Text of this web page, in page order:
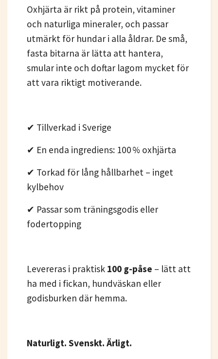
Oxhjärta är rikt på protein, vitaminer
och naturliga mineraler, och passar
utmärkt för hundar i alla åldrar. De små,
fasta bitarna är lätta att hantera,
smular inte och doftar lagom mycket för
att vara riktigt motiverande.
✔ Tillverkad i Sverige
✔ En enda ingrediens: 100 % oxhjärta
✔ Torkad för lång hållbarhet – inget
kylbehov
✔ Passar som träningsgodis eller
fodertopping
Levereras i praktisk 100 g-påse – lätt att
ha med i fickan, hundväskan eller
godisburken där hemma.
Naturligt. Svenskt. Ärligt.